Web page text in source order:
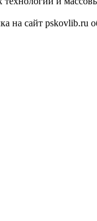
на сайт pskovlib.ru